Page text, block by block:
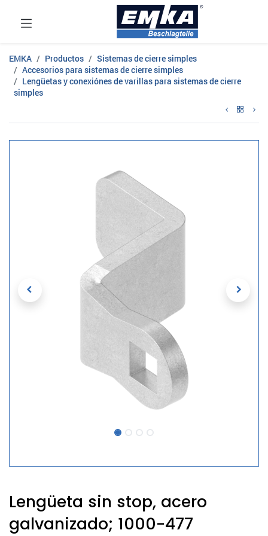
EMKA Productos
Sistemas de cierre simples
Accesorios para sistemas de cierre simples
Lengüetas y conexiónes de varillas para sistemas de cierre
simples
Lengüeta sin stop, acero
galvanizado; 1000-477